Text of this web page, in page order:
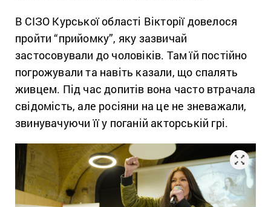
В СІЗО Курської області Вікторії довелося
пройти “прийомку”, яку зазвичай
застосовували до чоловіків. Там їй постійно
погрожували та навіть казали, що спалять
живцем. Під час допитів вона часто втрачала
свідомість, але росіяни на це не зневажали,
звинувачуючи її у поганій акторській грі.